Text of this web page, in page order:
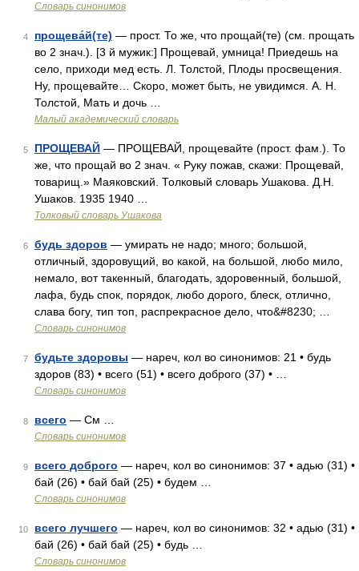
Словарь синонимов
4 прощева́й(те) — прост. То же, что прощай(те) (см. прощать
во 2 знач.). [3 й мужик:] Прощевай, умница! Приедешь на
село, приходи мед есть. Л. Толстой, Плоды просвещения.
Ну, прощевайте… Скоро, может быть, не увидимся. А. Н.
Толстой, Мать и дочь …
Малый академический словарь
5 ПРОЩЕВАЙ — ПРОЩЕВАЙ, прощевайте (прост. фам.). То
же, что прощай во 2 знач. « Руку пожав, скажи: Прощевай,
товарищ.» Маяковский. Толковый словарь Ушакова. Д.Н.
Ушаков. 1935 1940 …
Толковый словарь Ушакова
6 будь здоров — умирать не надо; много; большой,
отличный, здоровущий, во какой, на большой, любо мило,
немало, вот такенный, благодать, здоровенный, большой,
лафа, будь спок, порядок, любо дорого, блеск, отлично,
слава богу, тип топ, распрекрасное дело, что&#8230; …
Словарь синонимов
7 будьте здоровы — нареч, кол во синонимов: 21 • будь
здоров (83) • всего (51) • всего доброго (37) • …
Словарь синонимов
8 всего — См …
Словарь синонимов
9 всего доброго — нареч, кол во синонимов: 37 • адью (31) •
бай (26) • бай бай (25) • будем …
Словарь синонимов
10 всего лучшего — нареч, кол во синонимов: 32 • адью (31) •
бай (26) • бай бай (25) • будь …
Словарь синонимов